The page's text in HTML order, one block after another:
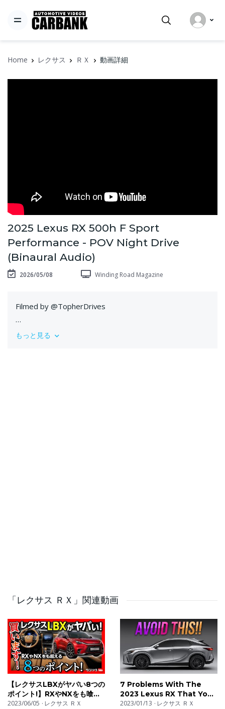
Home レクサス ＲＸ 動画詳細
2025 Lexus RX 500h F Sport
Performance - POV Night Drive
(Binaural Audio)
2026/05/08 Winding Road Magazine
Filmed by @TopherDrives
MSRP: $75,790
https://mailchi.mp/windingroad.com/xwt3a3nyky.
Wear headphones! The audio in this video was recorded
with in-ear binaural microphones. With headphones or
earbuds on, you'll feel like you're actually sitting in the
driver's seat.
We upload new videos every week that give quick
insight into what our weekly test cars look, feel, and
もっと見る
「レクサス ＲＸ」関連動画
【レクサスLBXがヤバい8つの
ポイント!】RXやNXをも喰っ
ちゃう?! 内装･サイズ･装備な
2023/06/05 レクサス ＲＸ
7 Problems With The
2023 Lexus RX That You
Must Know About NOW!
2023/01/13 レクサス ＲＸ